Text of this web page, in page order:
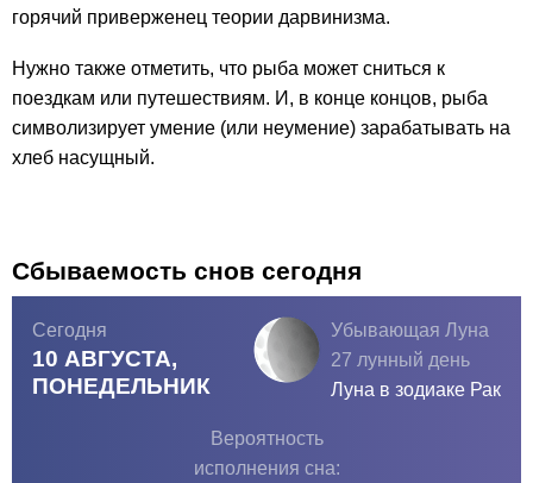
горячий приверженец теории дарвинизма.
Нужно также отметить, что рыба может сниться к
поездкам или путешествиям. И, в конце концов, рыба
символизирует умение (или неумение) зарабатывать на
хлеб насущный.
Сбываемость снов сегодня
Сегодня
10 АВГУСТА,
ПОНЕДЕЛЬНИК
Убывающая Луна
27 лунный день
Луна в зодиаке Рак
Вероятность
исполнения сна: